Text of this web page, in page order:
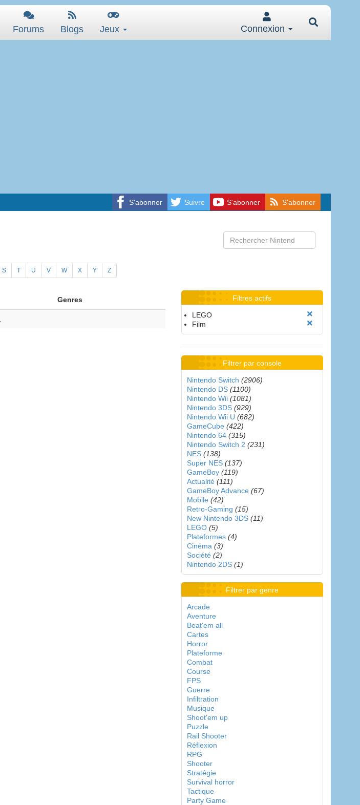
Forums Blogs Jeux Connexion
S'abonner Suivre S'abonner S'abonner
S T U V W X Y Z
Genres Filtres actifs
LEGO
Film
Filtrer par console
Nintendo Switch (2906)
Nintendo DS (1100)
Nintendo Wii (1081)
Nintendo 3DS (929)
Nintendo Wii U (682)
GameCube (422)
Nintendo 64 (315)
Nintendo Switch 2 (231)
NES (138)
Super NES (137)
GameBoy (119)
Actualité (111)
GameBoy Advance (67)
Mobile (42)
Retro-Gaming (15)
New Nintendo 3DS (11)
LEGO (5)
Plateformes (4)
Cinéma (3)
Société (2)
Nintendo 2DS (1)
Filtrer par genre
Arcade
Aventure
Beat'em all
Cartes
Horror
Plateforme
Combat
Course
FPS
Guerre
Infiltration
Musique
Shoot'em up
Puzzle
Rail Shooter
Réflexion
RPG
Shooter
Stratégie
Survival horror
Tactique
Party Game